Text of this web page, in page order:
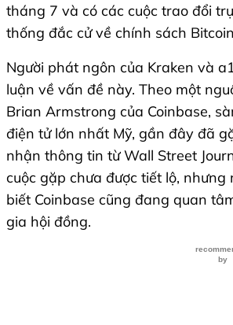
tháng 7 và có các cuộc trao đổi
thống đắc cử về chính sách
Người phát ngôn của Kraken và
luận về vấn đề này. Theo một
Brian Armstrong của Coinbase,
điện tử lớn nhất Mỹ, gần đây đã
nhận thông tin từ Wall Street
cuộc gặp chưa được tiết lộ, nhưng
biết Coinbase cũng đang quan
gia hội đồng.